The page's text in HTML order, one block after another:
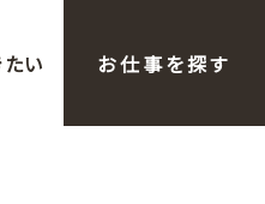
い お仕事を探す